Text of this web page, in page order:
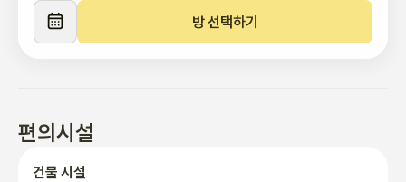
-깨끗하게 유지하세요: 사용 후 방과 공용 시설을 청소하세요.
-공유 공간: 다른 주민들을 존중하고 공용 공간을 깔끔하게 유지하
-방문객: 사전 승인 없이는 숙박이 허용되지 않습니다.
-체크아웃: 객실을 깨끗하게 유지하고 모든 개인 소지품을 제거하
세요.
방 선택하기
편의시설
건물 시설